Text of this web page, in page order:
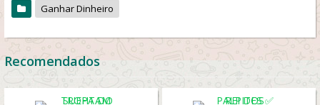
Ganhar Dinheiro
Recomendados